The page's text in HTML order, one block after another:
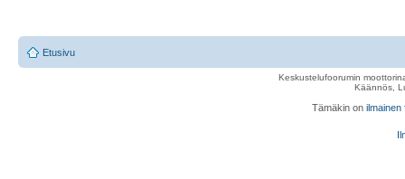
Etusivu
Keskustelufoorumin
Käännös,
Tämäkin on ilmainen